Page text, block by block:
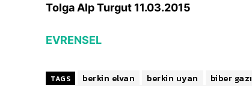
Tolga Alp Turgut 11.03.2015
EVRENSEL
TAGS berkin elvan berkin uyan biber gazı